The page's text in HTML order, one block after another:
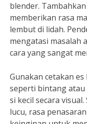
blender.
memberikan rasa
lembut di lidah.
mengatasi masalah
cara yang sangat
Gunakan cetakan
seperti bintang
si kecil secara
lucu, rasa